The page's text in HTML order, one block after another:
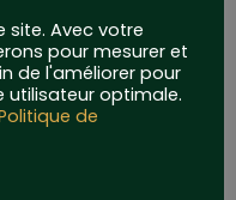
site. Avec votre
pour mesurer et
de l'améliorer pour
utilisateur optimale.
de